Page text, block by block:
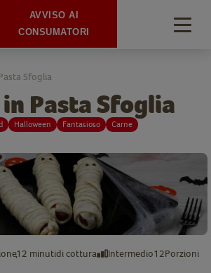
Pasta Sfoglia
Halloween Fantasioso Carne
Sfoglia
12 minutidi cottura Intermedio12Porzioni
AVVISO AI
CONSUMATORI